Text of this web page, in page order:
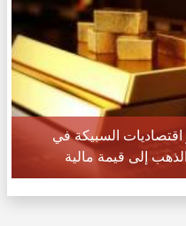
السبيكة في
إلى قيمة مالية